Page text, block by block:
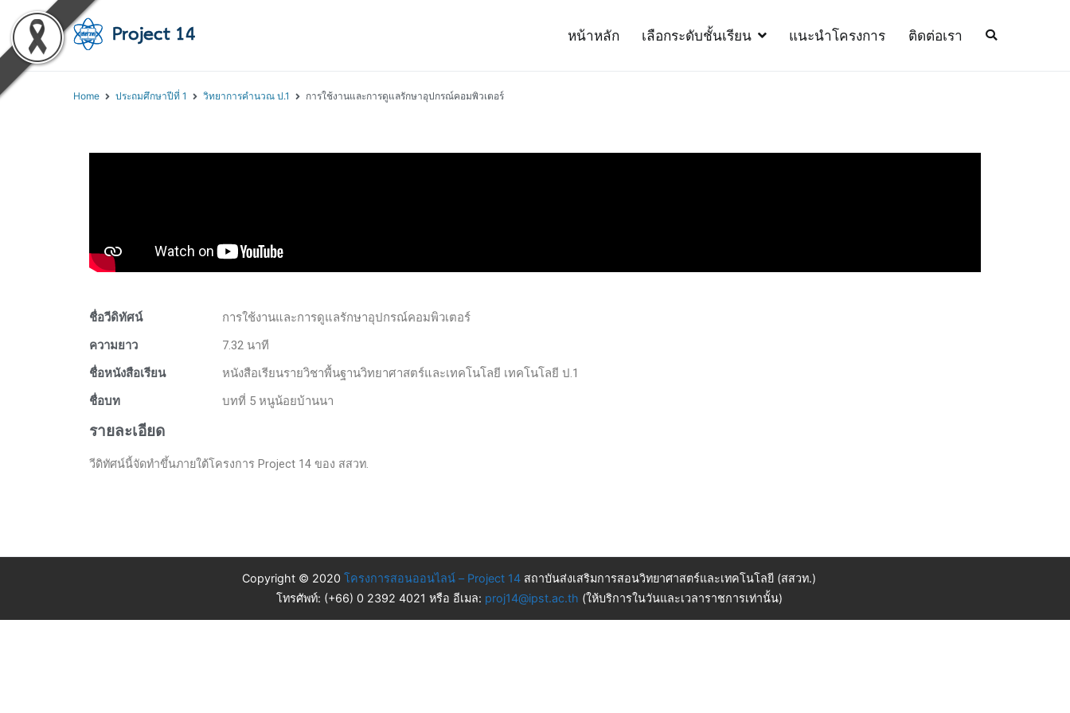
หน้าหลัก เลือกระดับชั้นเรียน แนะนำโครงการ ติดต่อเรา
Home ประถมศึกษาปีที่ 1 วิทยาการคำนวณ ป.1 การใช้งานและการดูแลรักษาอุปกรณ์คอมพิวเตอร์
ชื่อวีดิทัศน์
การใช้งานและการดูแลรักษาอุปกรณ์คอมพิวเตอร์
ความยาว
7.32 นาที
ชื่อหนังสือเรียน
หนังสือเรียนรายวิชาพื้นฐานวิทยาศาสตร์และเทคโนโลยี เทคโนโลยี ป.1
ชื่อบท
บทที่ 5 หนูน้อยบ้านนา
รายละเอียด
วีดิทัศน์นี้จัดทำขึ้นภายใต้โครงการ Project 14 ของ สสวท.
Copyright © 2020 โครงการสอนออนไลน์ – Project 14 สถาบันส่งเสริมการสอนวิทยาศาสตร์และเทคโนโลยี (สสวท.)
โทรศัพท์: (+66) 0 2392 4021 หรือ อีเมล: proj14@ipst.ac.th (ให้บริการในวันและเวลาราชการเท่านั้น)